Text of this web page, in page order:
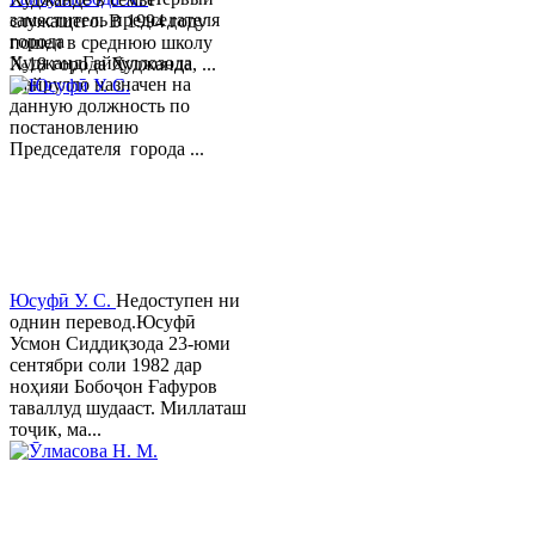
заместитель председателя
города
ХуджандГайбуллозода
Хайрулло назначен на
данную должность по
постановлению
Председателя города ...
служащего. В 1994 году
пошел в среднюю школу
№18 города Худжанда, ...
Юсуфӣ У. C. Недоступен ни
однин перевод.Юсуфӣ
Усмон Сиддиқзода 23-юми
сентябри соли 1982 дар
ноҳияи Бобоҷон Ғафуров
таваллуд шудааст. Миллаташ
тоҷик, ма...